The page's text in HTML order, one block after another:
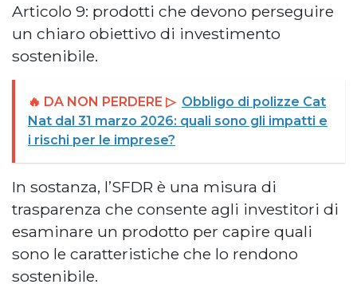
Articolo 9: prodotti che devono perseguire
un chiaro obiettivo di investimento
sostenibile.
🔥 DA NON PERDERE ▷ Obbligo di polizze Cat
Nat dal 31 marzo 2026: quali sono gli impatti e
i rischi per le imprese?
In sostanza, l’SFDR è una misura di
trasparenza che consente agli investitori di
esaminare un prodotto per capire quali
sono le caratteristiche che lo rendono
sostenibile.